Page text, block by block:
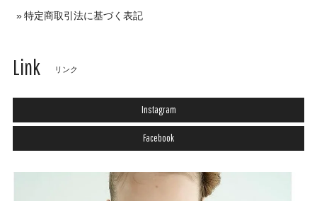
特定商取引法に基づく表記
Link リンク
Instagram
Facebook